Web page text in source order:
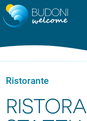
Ristorante